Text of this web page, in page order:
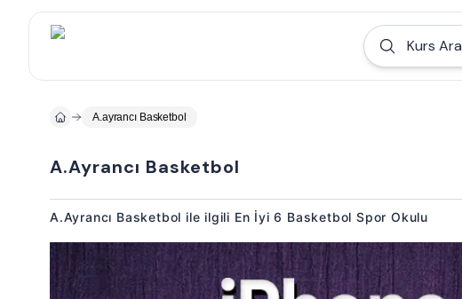
Kurs Ara
A.ayrancı Basketbol
A.Ayrancı Basketbol
A.Ayrancı Basketbol ile ilgili En İyi 6 Basketbol Spor Okulu